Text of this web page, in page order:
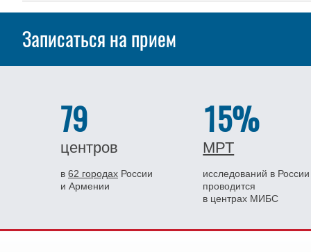
Записаться на прием
79
центров
в 62 городах России
и Армении
15%
МРТ
исследований в России
проводится
в центрах МИБС